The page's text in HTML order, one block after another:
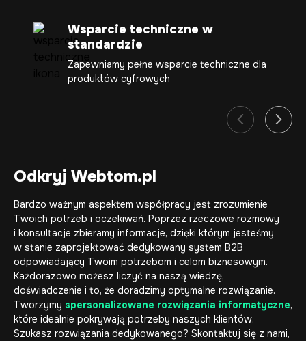
Wsparcie techniczne w
standardzie
Zapewniamy pełne wsparcie techniczne dla
produktów cyfrowych
Odkryj Webtom.pl
Bardzo ważnym aspektem współpracy jest zrozumienie
Twoich potrzeb i oczekiwań. Poprzez rzeczowe rozmowy
i konsultacje zbieramy informacje, dzięki którym jesteśmy
w stanie zaprojektować dedykowany system B2B
odpowiadający Twoim potrzebom i celom biznesowym.
Każdorazowo możesz liczyć na naszą wiedzę,
doświadczenie i to, że doradzimy optymalne rozwiązanie.
Tworzymy spersonalizowane rozwiązania informatyczne,
które idealnie pokrywają potrzeby naszych klientów.
Szukasz rozwiązania dedykowanego? Skontaktuj się z nami,